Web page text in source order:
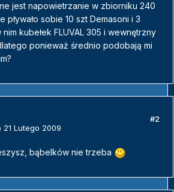
jest napowietrzanie w zbiorniku 240
sobie 10 szt Demasoni i 3
kubełek FLUVAL 305 i wewnętrzny
ponieważ średnio podobają mi
21 Lutego 2009
#2
bąbelków nie trzeba